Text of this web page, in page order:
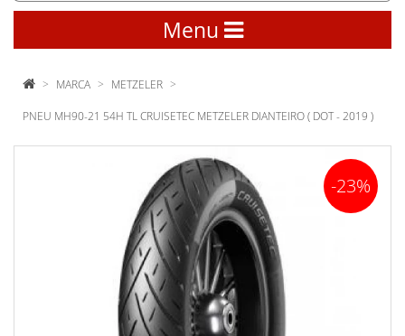
Menu
MARCA METZELER
PNEU MH90-21 54H TL CRUISETEC METZELER DIANTEIRO ( DOT - 2019 )
-23%